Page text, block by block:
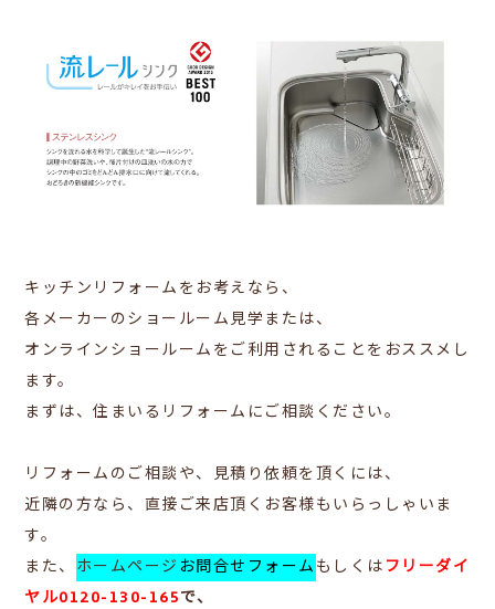
キッチンリフォームをお考えなら、
各メーカーのショールーム見学または、
オンラインショールームをご利用されることをおススメし
ます。
まずは、住まいるリフォームにご相談ください。
リフォームのご相談や、見積り依頼を頂くには、
近隣の方なら、直接ご来店頂くお客様もいらっしゃいま
す。
また、 ホームページ お問合せフォームもしくはフリーダイ
ヤル0120-130-165で、